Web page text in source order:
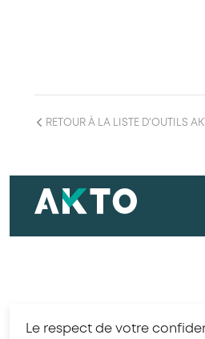
RETOUR À LA LISTE D'OUTILS
Le respect de votre